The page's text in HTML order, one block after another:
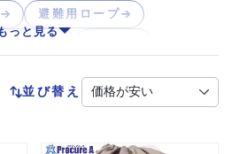
避難用ロープ
っと見る
並び替え